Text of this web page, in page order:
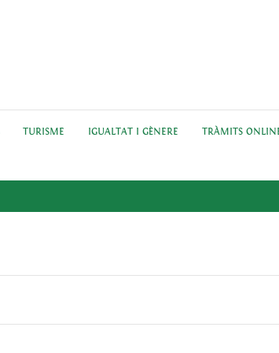
TURISME IGUALTAT I GÈNERE TRÀMITS